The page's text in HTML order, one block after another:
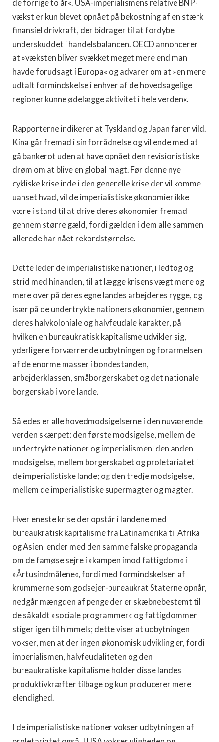
de forrige to år«. USA-imperialismens relative BNP-
vækst er kun blevet opnået på bekostning af en stærk
finansiel drivkraft, der bidrager til at fordybe
underskuddet i handelsbalancen. OECD annoncerer
at »væksten bliver svækket meget mere end man
havde forudsagt i Europa« og advarer om at »en mere
udtalt formindskelse i enhver af de hovedsagelige
regioner kunne ødelægge aktivitet i hele verden«.
Rapporterne indikerer at Tyskland og Japan farer vild.
Kina går fremad i sin forrådnelse og vil ende med at
gå bankerot uden at have opnået den revisionistiske
drøm om at blive en global magt. Før denne nye
cykliske krise inde i den generelle krise der vil komme
uanset hvad, vil de imperialistiske økonomier ikke
være i stand til at drive deres økonomier fremad
gennem større gæld, fordi gælden i dem alle sammen
allerede har nået rekordstørrelse.
Dette leder de imperialistiske nationer, i ledtog og
strid med hinanden, til at lægge krisens vægt mere og
mere over på deres egne landes arbejderes rygge, og
især på de undertrykte nationers økonomier, gennem
deres halvkoloniale og halvfeudale karakter, på
hvilken en bureaukratisk kapitalisme udvikler sig,
yderligere forværrende udbytningen og forarmelsen
af de enorme masser i bondestanden,
arbejderklassen, småborgerskabet og det nationale
borgerskab i vore lande.
Således er alle hovedmodsigelserne i den nuværende
verden skærpet: den første modsigelse, mellem de
undertrykte nationer og imperialismen; den anden
modsigelse, mellem borgerskabet og proletariatet i
de imperialistiske lande; og den tredje modsigelse,
mellem de imperialistiske supermagter og magter.
Hver eneste krise der opstår i landene med
bureaukratisk kapitalisme fra Latinamerika til Afrika
og Asien, ender med den samme falske propaganda
om de famøse sejre i »kampen imod fattigdom« i
»Årtusindmålene«, fordi med formindskelsen af
krummerne som godsejer-bureaukrat Staterne opnår,
nedgår mængden af penge der er skæbnebestemt til
de såkaldt »sociale programmer« og fattigdommen
stiger igen til himmels; dette viser at udbytningen
vokser, men at der ingen økonomisk udvikling er, fordi
imperialismen, halvfeudaliteten og den
bureaukratiske kapitalisme holder disse landes
produktivkræfter tilbage og kun producerer mere
elendighed.
I de imperialistiske nationer vokser udbytningen af